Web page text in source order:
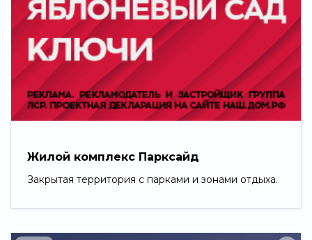
Политика конфиденциальности
Карта сайта
Жилой комплекс Парксайд
Закрытая территория с парками и зонами отдыха.